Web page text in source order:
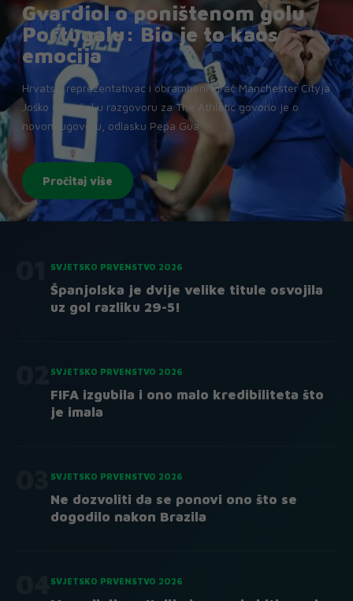
Gvardiol o poništenom golu
Portugalu: Bio je to kaos
emocija
Hrvatski reprezentativac i obrambeni igrač Manchester Cityja
Joško Gvardiol u razgovoru za The Athletic govorio je o
novom ugovoru, odlasku Pepa Gua
Pročitaj više
SVJETSKO PRVENSTVO 2026
Španjolska je dvije velike titule osvojila
uz gol razliku 29-5!
SVJETSKO PRVENSTVO 2026
FIFA izgubila i ono malo kredibiliteta što
je imala
SVJETSKO PRVENSTVO 2026
Ne dozvoliti da se ponovi ono što se
dogodilo nakon Brazila
SVJETSKO PRVENSTVO 2026